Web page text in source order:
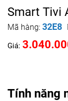
Smart Tivi
Mã hàng: 32E8
Giá:
Tính năng